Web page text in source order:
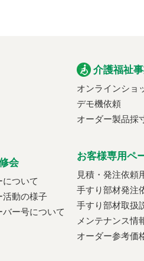
会
について
活動の様子
ー号について
介護福祉
オンラインショ
デモ機依頼
オーダー製品採
お客様専用ペ
見積・発注依頼
手すり部材発注
手すり部材取扱
メンテナンス情
オーダー参考価